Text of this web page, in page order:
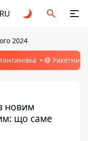
RU
2024
🔴 Ракетний
новим
що саме